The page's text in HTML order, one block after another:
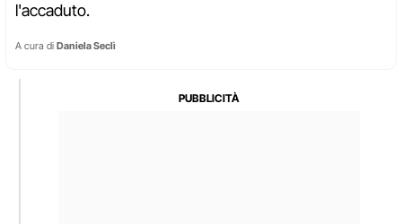
l'accaduto.
A cura di Daniela Seclì